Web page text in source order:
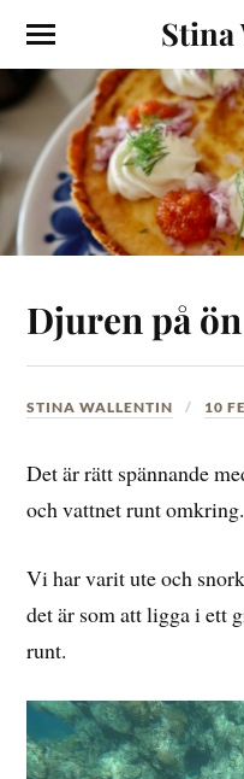
Stina
Djuren på ön
STINA WALLENTIN 10
Det är rätt spännande
och vattnet runt omkring.
Vi har varit ute och
det är som att ligga i ett
runt.